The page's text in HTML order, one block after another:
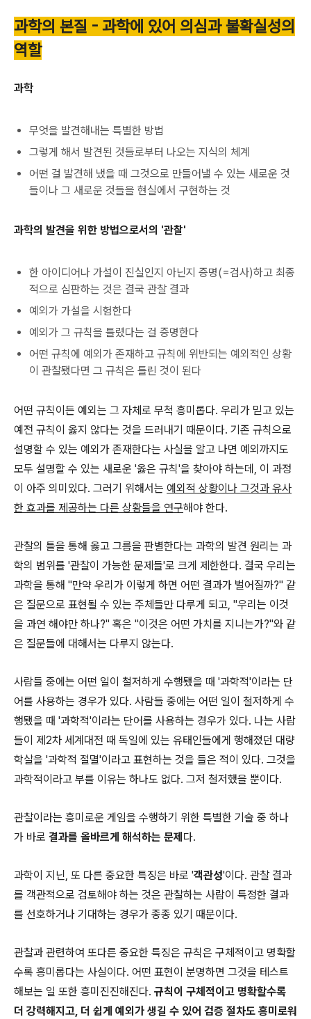
과학의 본질 - 과학에 있어 의심과 불확실성의
역할
과학
무엇을 발견해내는 특별한 방법
그렇게 해서 발견된 것들로부터 나오는 지식의 체계
어떤 걸 발견해 냈을 때 그것으로 만들어낼 수 있는 새로운 것
들이나 그 새로운 것들을 현실에서 구현하는 것
과학의 발견을 위한 방법으로서의 '관찰'
한 아이디어나 가설이 진실인지 아닌지 증명(=검사)하고 최종
적으로 심판하는 것은 결국 관찰 결과
예외가 가설을 시험한다
예외가 그 규칙을 틀렸다는 걸 증명한다
어떤 규칙에 예외가 존재하고 규칙에 위반되는 예외적인 상황
이 관찰됐다면 그 규칙은 틀린 것이 된다
어떤 규칙이든 예외는 그 자체로 무척 흥미롭다. 우리가 믿고 있는
예전 규칙이 옳지 않다는 것을 드러내기 때문이다. 기존 규칙으로
설명할 수 있는 예외가 존재한다는 사실을 알고 나면 예외까지도
모두 설명할 수 있는 새로운 '옳은 규칙'을 찾아야 하는데, 이 과정
이 아주 의미있다. 그러기 위해서는 예외적 상황이나 그것과 유사
한 효과를 제공하는 다른 상황들을 연구해야 한다.
관찰의 틀을 통해 옳고 그름을 판별한다는 과학의 발견 원리는 과
학의 범위를 '관찰이 가능한 문제들'로 크게 제한한다. 결국 우리는
과학을 통해 "만약 우리가 이렇게 하면 어떤 결과가 벌어질까?" 같
은 질문으로 표현될 수 있는 주체들만 다루게 되고, "우리는 이것
을 과연 해야만 하나?" 혹은 "이것은 어떤 가치를 지니는가?"와 같
은 질문들에 대해서는 다루지 않는다.
사람들 중에는 어떤 일이 철저하게 수행됐을 때 '과학적'이라는 단
어를 사용하는 경우가 있다. 사람들 중에는 어떤 일이 철저하게 수
행됐을 때 '과학적'이라는 단어를 사용하는 경우가 있다. 나는 사람
들이 제2차 세계대전 때 독일에 있는 유태인들에게 행해졌던 대량
학살을 '과학적 절멸'이라고 표현하는 것을 들은 적이 있다. 그것을
과학적이라고 부를 이유는 하나도 없다. 그저 철저했을 뿐이다.
관찰이라는 흥미로운 게임을 수행하기 위한 특별한 기술 중 하나
가 바로 결과를 올바르게 해석하는 문제 다.
과학이 지닌, 또 다른 중요한 특징은 바로 '객관성'이다. 관찰 결과
를 객관적으로 검토해야 하는 것은 관찰하는 사람이 특정한 결과
를 선호하거나 기대하는 경우가 종종 있기 때문이다.
관찰과 관련하여 또다른 중요한 특징은 규칙은 구체적이고 명확할
수록 흥미롭다는 사실이다. 어떤 표현이 분명하면 그것을 테스트
해보는 일 또한 흥미진진해진다. 규칙이 구체적이고 명확할수록
더 강력해지고, 더 쉽게 예외가 생길 수 있어 검증 절차도 흥미로워